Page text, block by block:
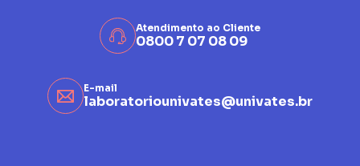
Atendimento ao Cliente
0800 7 07 08 09
E-mail
laboratoriounivates@univates.br